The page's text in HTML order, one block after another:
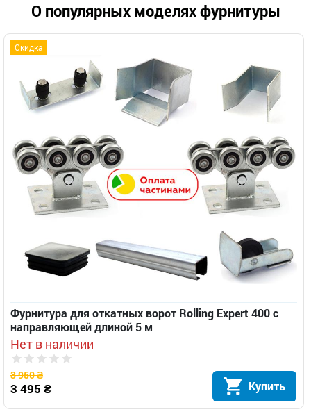
О популярных моделях фурнитуры
Скидка
Фурнитура для откатных ворот Rolling Expert 400 с
направляющей длиной 5 м
Нет в наличии
3 950 ₴
3 495 ₴ Купить